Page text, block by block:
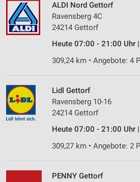
ALDI Nord Gettorf
Ravensberg 4C
24214 Gettorf
Heute 07:00 - 21:00 Uhr |
309,24 km • Angebote: 4
Lidl Gettorf
Ravensberg 10-16
24214 Gettorf
Heute 07:00 - 21:00 Uhr |
309,27 km • Angebote: 2
PENNY Gettorf